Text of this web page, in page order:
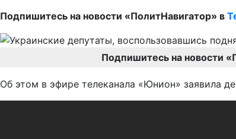
Подпишитесь на новости «ПолитНавигатор» в
Подпишитесь на новости
Об этом в эфире телеканала «Юнион» заявила